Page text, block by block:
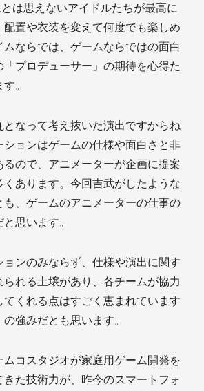
とは思えないアイドルたちが最高に
配置や衣装を変えて何度でも楽しめ
ムならでは、ゲームならではの面白
「プロデューサー」の期待を心得た
。
となって考え抜いた演出ですからね
ションはゲームの仕様や面白さと非
るので、アニメーターが企画に提案
くあります。今回吉武がしたような
も、ゲームのアニメーターの仕事の
思います。
ョンのみならず、仕様や演出に関す
られる土壌があり、各チームが協力
てくれる点はすごく恵まれています
強みだとも思います。
ムコスタジオが家庭用ゲーム開発を
た技術力が、昨今のスマートフォ